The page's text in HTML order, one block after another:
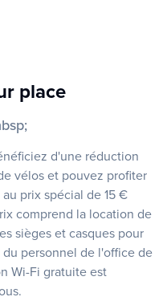
place
d'une réduction
vélos et pouvez profiter
prix spécial de 15 €
comprend la location de
sièges et casques pour
personnel de l'office de
Wi-Fi gratuite est